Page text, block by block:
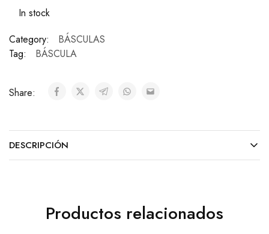
In stock
Category:
BÁSCULAS
Tag:
BÁSCULA
Share:
DESCRIPCIÓN
Productos relacionados